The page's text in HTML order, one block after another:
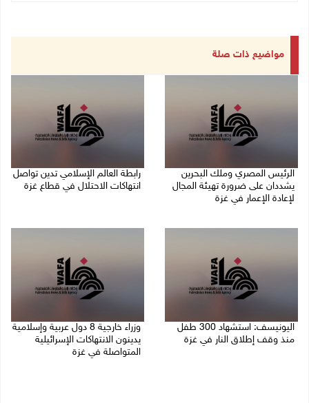
مواضيع ذات صلة
الرئيس المصري وملك البحرين
يشددان على ضرورة تهيئة المجال
لإعادة الإعمار في غزة
رابطة العالم الإسلامي تدين تواصل
انتهاكات الاحتلال في قطاع غزة
اليونيسف: استشهاد 300 طفل
منذ وقف إطلاق النار في غزة
وزراء خارجية 8 دول عربية وإسلامية
يدينون الانتهاكات الإسرائيلية
المتواصلة في غزة